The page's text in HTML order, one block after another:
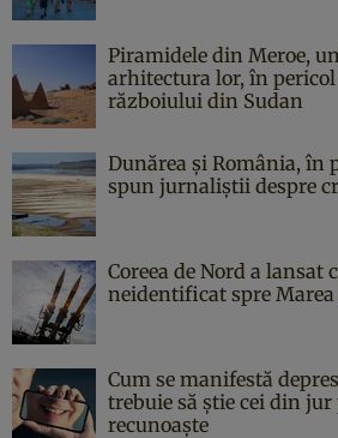
Piramidele din Meroe,
arhitectura lor, în
războiului din Sudan
Dunărea și România, în
spun jurnaliștii despre
Coreea de Nord a
neidentificat spre Marea
Cum se manifestă
trebuie să știe cei din jur
recunoaște